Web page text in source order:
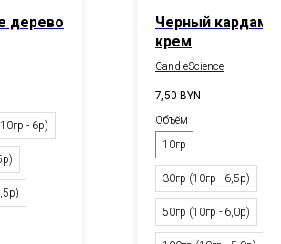
дерево
- 6р)
Черный
крем
CandleScience
7,50 BYN
Объём
10гр
30гр (10гр - 6,5р)
50гр (10гр - 6,0р)